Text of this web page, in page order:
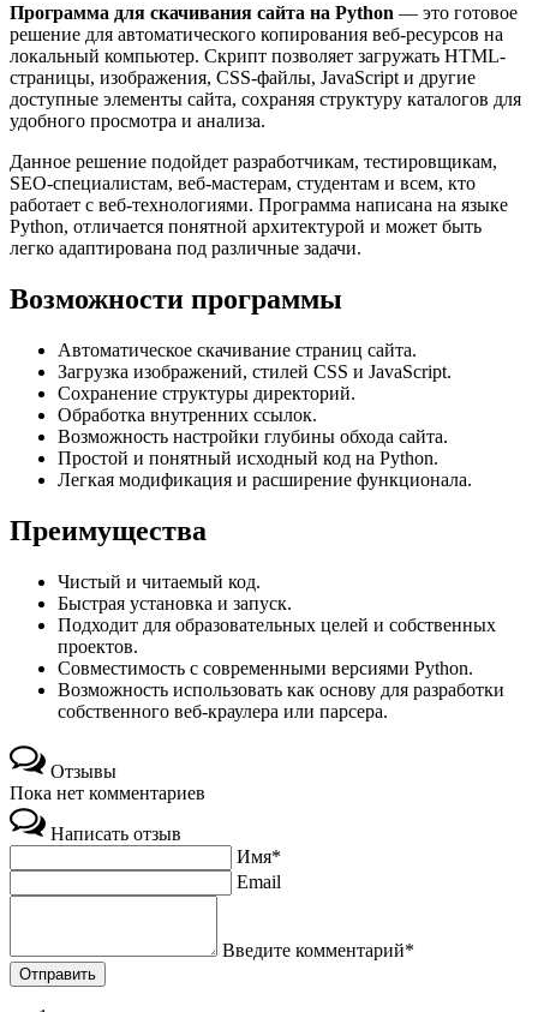
Программа для скачивания сайта на Python — это готовое
решение для автоматического копирования веб-ресурсов на
локальный компьютер. Скрипт позволяет загружать HTML-
страницы, изображения, CSS-файлы, JavaScript и другие
доступные элементы сайта, сохраняя структуру каталогов для
удобного просмотра и анализа.
Данное решение подойдет разработчикам, тестировщикам,
SEO-специалистам, веб-мастерам, студентам и всем, кто
работает с веб-технологиями. Программа написана на языке
Python, отличается понятной архитектурой и может быть
легко адаптирована под различные задачи.
Возможности программы
Автоматическое скачивание страниц сайта.
Загрузка изображений, стилей CSS и JavaScript.
Сохранение структуры директорий.
Обработка внутренних ссылок.
Возможность настройки глубины обхода сайта.
Простой и понятный исходный код на Python.
Легкая модификация и расширение функционала.
Преимущества
Чистый и читаемый код.
Быстрая установка и запуск.
Подходит для образовательных целей и собственных
проектов.
Совместимость с современными версиями Python.
Возможность использовать как основу для разработки
собственного веб-краулера или парсера.
Отзывы
Пока нет комментариев
Написать отзыв
Имя*
Email
Введите комментарий*